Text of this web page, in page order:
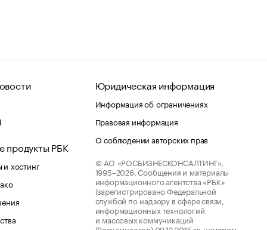
продукты РБК
хостинг
Юридическая информация
Информация об ограничениях
Правовая информация
О соблюдении авторских прав
© АО «РОСБИЗНЕСКОНСАЛТИНГ»,
1995–2026. Сообщения и материалы
информационного агентства «РБК»
(зарегистрировано Федеральной
службой по надзору в сфере связи,
информационных технологий
и массовых коммуникаций